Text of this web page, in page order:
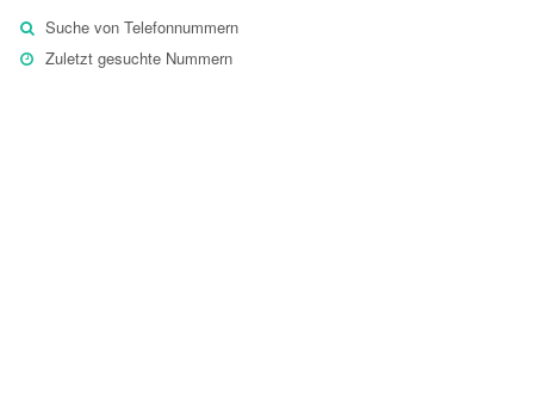
Suche von Telefonnummern
Zuletzt gesuchte Nummern